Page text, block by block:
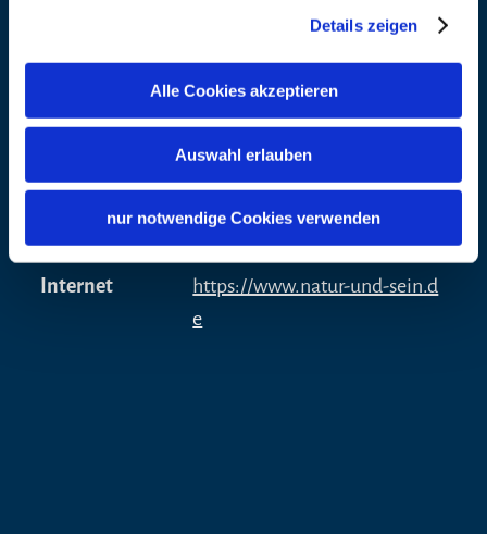
Details zeigen
Alle Cookies akzeptieren
Auswahl erlauben
nur notwendige Cookies verwenden
Schuhe, Getränk, ggf. biologischen Mücken-
Individuelle Termine für Gruppen auf Anfrage
möglich!
https://goo.gl/maps/Th4MC1T
Sabine Glatz - Natur & Sein
83329 Waging
Internet
https://www.natur-und-sein.d
e